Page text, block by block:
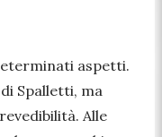
aspetti.
Spalletti, ma
Alle